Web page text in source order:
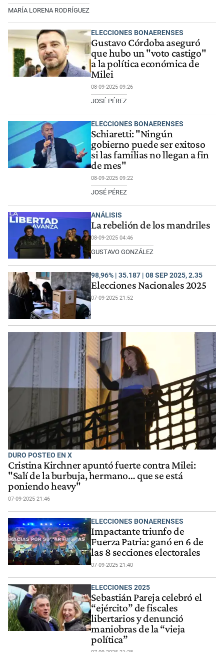
MARÍA LORENA RODRÍGUEZ
ELECCIONES BONAERENSES
Gustavo Córdoba aseguró
que hubo un "voto castigo"
a la política económica de
Milei
08-09-2025 09:26
JOSÉ PÉREZ
ELECCIONES BONAERENSES
Schiaretti: "Ningún
gobierno puede ser exitoso
si las familias no llegan a fin
de mes"
08-09-2025 09:22
JOSÉ PÉREZ
ANÁLISIS
La rebelión de los mandriles
08-09-2025 04:46
GUSTAVO GONZÁLEZ
98,96% | 35.187 | 08 SEP 2025, 2.35
Elecciones Nacionales 2025
07-09-2025 21:52
DURO POSTEO EN X
Cristina Kirchner apuntó fuerte contra Milei:
"Salí de la burbuja, hermano… que se está
poniendo heavy"
07-09-2025 21:46
ELECCIONES BONAERENSES
Impactante triunfo de
Fuerza Patria: ganó en 6 de
las 8 secciones electorales
07-09-2025 21:40
ELECCIONES 2025
Sebastián Pareja celebró el
“ejército” de fiscales
libertarios y denunció
maniobras de la “vieja
política”